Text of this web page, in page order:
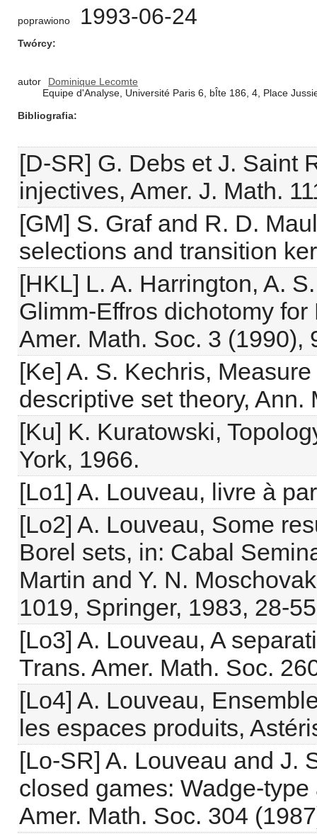
poprawiono 1993-06-24
Twórcy
autor
Dominique Lecomte
Equipe d'Analyse, Université Paris 6, bÎte 186, 4, Place
Bibliografia
[D-SR] G. Debs et J. Saint
injectives, Amer. J. Math.
[GM] S. Graf and R. D.
selections and transition
[HKL] L. A. Harrington, A.
Glimm-Effros dichotomy
Amer. Math. Soc. 3 (1990),
[Ke] A. S. Kechris,
descriptive set theory,
[Ku] K. Kuratowski,
York, 1966.
[Lo1] A. Louveau, livre à
[Lo2] A. Louveau, Some
Borel sets, in: Cabal
Martin and Y. N.
1019, Springer, 1983, 28-
[Lo3] A. Louveau, A
Trans. Amer. Math. Soc.
[Lo4] A. Louveau,
les espaces produits,
[Lo-SR] A. Louveau and J.
closed games: Wadge-
Amer. Math. Soc. 304